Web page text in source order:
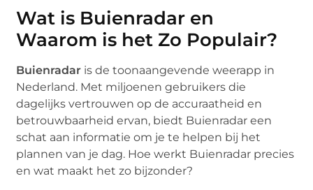
Wat is Buienradar en
Waarom is het Zo Populair?
Buienradar is de toonaangevende weerapp in
Nederland. Met miljoenen gebruikers die
dagelijks vertrouwen op de accuraatheid en
betrouwbaarheid ervan, biedt Buienradar een
schat aan informatie om je te helpen bij het
plannen van je dag. Hoe werkt Buienradar precies
en wat maakt het zo bijzonder?